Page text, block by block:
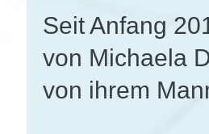
Seit Anfang
von Michaela
von ihrem